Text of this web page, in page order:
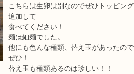
こちらは生卵は別なのでぜひトッピング
追加して
食べてください！
麺は細麺でした。
他にも色んな種類、替え玉があったので
ぜひ！
替え玉も種類あるのは珍しい！！